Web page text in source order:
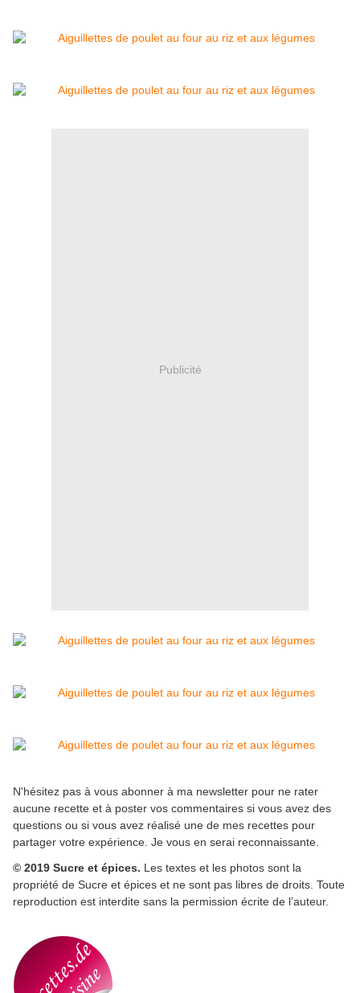
Publicité
N'hésitez pas à vous abonner à ma newsletter pour ne rater
aucune recette et à poster vos commentaires si vous avez des
questions ou si vous avez réalisé une de mes recettes pour
partager votre expérience. Je vous en serai reconnaissante.
© 2019 Sucre et épices. Les textes et les photos sont la
propriété de Sucre et épices et ne sont pas libres de droits. Toute
reproduction est interdite sans la permission écrite de l’auteur.